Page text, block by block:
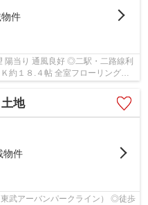
件
当り 通風良好 ◎二駅・二路線利
約１８.４帖 全室フローリング仕
地
物件
武アーバンパークライン） ◎徒歩